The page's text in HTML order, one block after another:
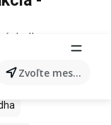
Zvoľte mesto